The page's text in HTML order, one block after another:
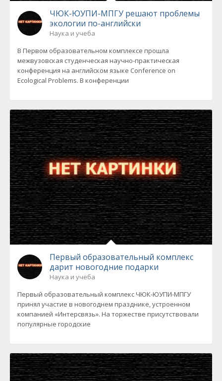
ЧЮК-ЮУПИ-МПГУ решают проблемы
экологии по-английски
Наука и учеба
В Первом образовательном комплексе прошла
межвузовская студенческая научно-практическая
конференция на английском языке Conference on
Ecological Problems. В конференции
Первый образовательный комплекс
дарит новогодние подарки
Наука и учеба
Первый образовательный комплекс ЧЮК-ЮУПИ-МПГУ
принял участие в новогоднем празднике, устроенном
компанией «Интерсвязь». На торжестве присутствовали
популярные городские